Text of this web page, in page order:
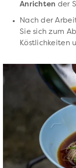
Anrichten der
Nach der
Sie sich zum
Köstlichkeiten